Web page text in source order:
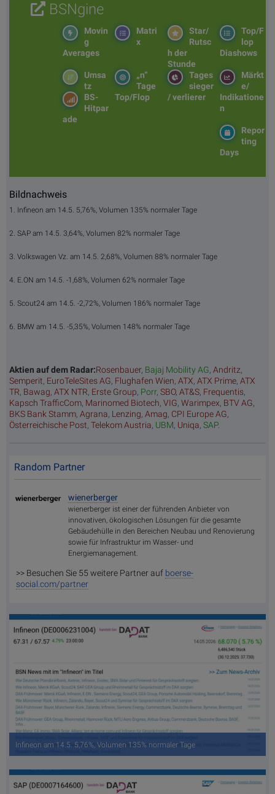
BSNgine
Top/F
lop
Diashows
Star/
Rutsc
h der
Stunde
Matri
x
Movin
g
Averages
Märkt
e/
Indikatione
n
Tages
sieger
/ verlierer
„n“
Tage
Top/Flop
Umsa
tz
BS-
Hitpar
ade
Repor
ting
Days
Bildnachweis
1. Infineon am 14.5. 5,76%, Volumen 135% normaler Tage
2. SAP am 14.5. 3,64%, Volumen 82% normaler Tage
3. Volkswagen Vz. am 14.5. 2,68%, Volumen 88% normaler Tage
4. E.ON am 14.5. -1,68%, Volumen 62% normaler Tage
5. Scout24 am 14.5. -2,72%, Volumen 186% normaler Tage
6. BMW am 14.5. -5,35%, Volumen 148% normaler Tage
Aktien auf dem Radar:Rosenbauer, Bajaj Mobility AG, Andritz,
Semperit, EuroTeleSites AG, Flughafen Wien, ATX, ATX Prime, ATX
TR, Bawag, ATX NTR, Erste Group, Porr, SBO, AT&S, Frequentis,
Kapsch TrafficCom, Marinomed Biotech, VIG, Warimpex, BTV AG,
BKS Bank Stamm, Agrana, Lenzing, Amag, CPI Europe AG,
Österreichische Post, Telekom Austria, UBM, Uniqa, SAP.
Random Partner
wienerberger
wienerberger ist einer der führenden Anbieter von
innovativen, ökologischen Lösungen für die gesamte
Gebäudehülle in den Bereichen Neubau und Renovierung
sowie für Infrastruktur im Wasser- und
Energiemanagement.
>> Besuchen Sie 55 weitere Partner auf boerse-
social.com/partner
Infineon am 14.5. 5,76%, Volumen 135% normaler Tage